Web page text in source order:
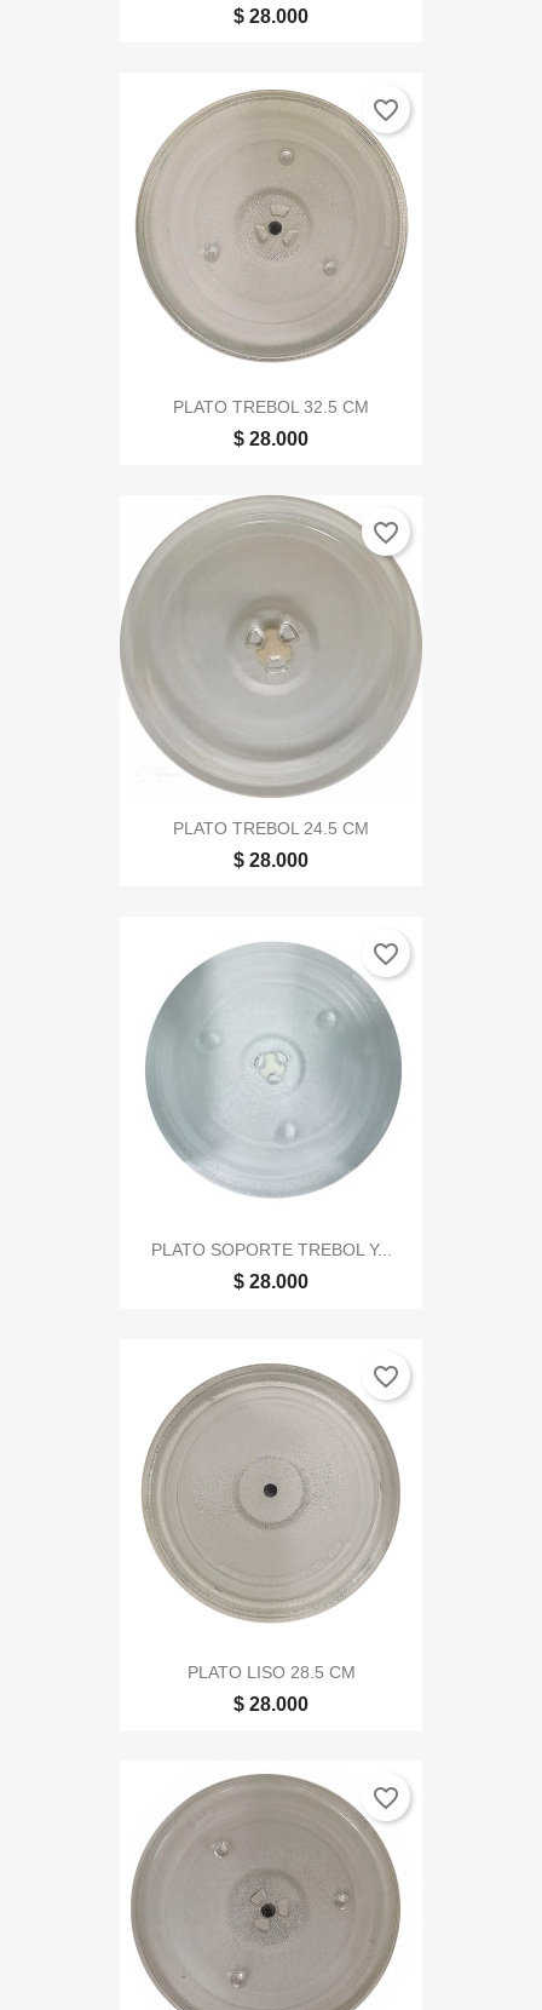
$ 28.000
PLATO TREBOL 32.5 CM
$ 28.000
favorite_border
PLATO TREBOL 24.5 CM
$ 28.000
favorite_border
PLATO SOPORTE TREBOL Y...
$ 28.000
favorite_border
PLATO LISO 28.5 CM
$ 28.000
favorite_border
favorite_border